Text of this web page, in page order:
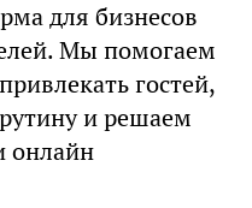
для бизнесов
Мы помогаем
гостей,
и решаем
онлайн